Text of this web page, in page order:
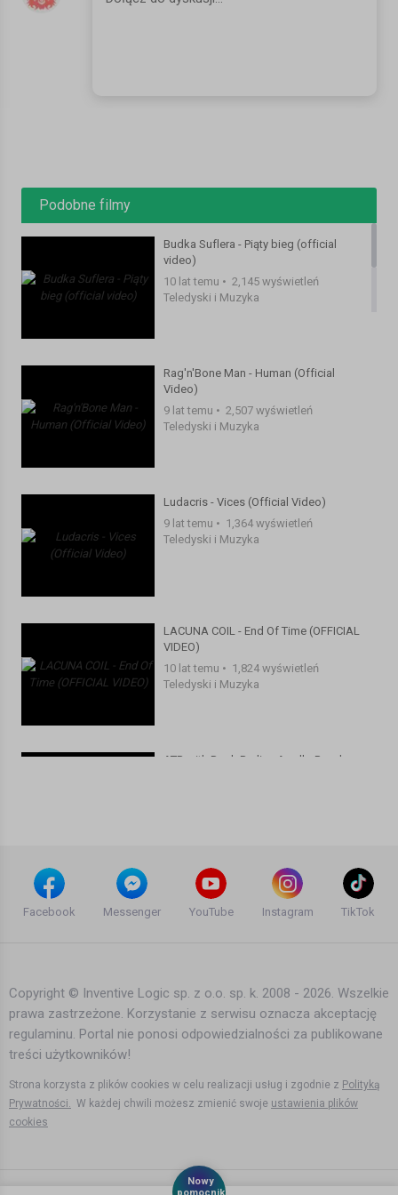
Podobne filmy
Budka Suflera - Piąty bieg (official
video)
10 lat temu • 2,145 wyświetleń
Teledyski i Muzyka
Rag'n'Bone Man - Human (Official
Video)
9 lat temu • 2,507 wyświetleń
Teledyski i Muzyka
Ludacris - Vices (Official Video)
9 lat temu • 1,364 wyświetleń
Teledyski i Muzyka
LACUNA COIL - End Of Time (OFFICIAL
VIDEO)
10 lat temu • 1,824 wyświetleń
Teledyski i Muzyka
ATB with Dash Berlin - Apollo Road
Yuri Kane - Right Back (Official Video)
Tom Boxer ft Antonia - Morena
(Official Video)
- Weekend (Official New Video)
14 lat temu •
Facebook Messenger YouTube Instagram TikTok
Copyright © Inventive Logic sp. z o.o. sp. k. 2008 - 2026. Wszelkie
prawa zastrzeżone. Korzystanie z serwisu oznacza akceptację
regulaminu. Portal nie ponosi odpowiedzialności za publikowane
treści użytkowników!
Strona korzysta z plików cookies w celu realizacji usług i zgodnie z Polityką
Prywatności. W każdej chwili możesz zmienić swoje ustawienia plików
cookies
Nowy
pomocnik